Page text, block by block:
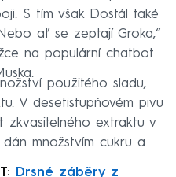
S tím však Dostál také
ať se zeptají Groka,“
na populární chatbot
použitého sladu,
V desetistupňovém pivu
extraktu v
množstvím cukru a
Drsné záběry z